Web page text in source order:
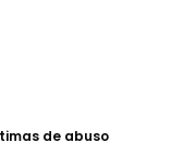
de abuso